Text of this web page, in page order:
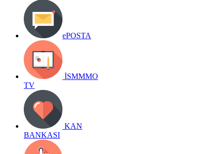
ePOSTA
İSMMMO
TV
KAN
BANKASI